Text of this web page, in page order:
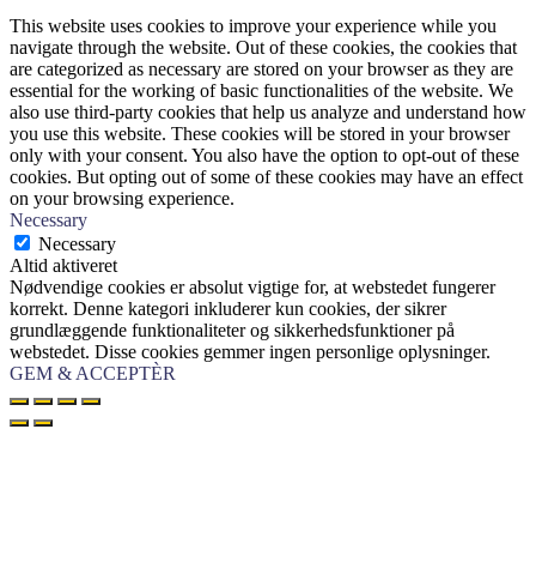
This website uses cookies to improve your experience while you
navigate through the website. Out of these cookies, the cookies that
are categorized as necessary are stored on your browser as they are
essential for the working of basic functionalities of the website. We
also use third-party cookies that help us analyze and understand how
you use this website. These cookies will be stored in your browser
only with your consent. You also have the option to opt-out of these
cookies. But opting out of some of these cookies may have an effect
on your browsing experience.
Necessary
Necessary
Altid aktiveret
Nødvendige cookies er absolut vigtige for, at webstedet fungerer
korrekt. Denne kategori inkluderer kun cookies, der sikrer
grundlæggende funktionaliteter og sikkerhedsfunktioner på
webstedet. Disse cookies gemmer ingen personlige oplysninger.
GEM & ACCEPTÈR